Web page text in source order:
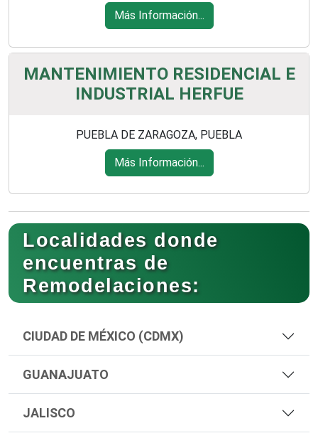
Más Información...
MANTENIMIENTO RESIDENCIAL E
INDUSTRIAL HERFUE
PUEBLA DE ZARAGOZA, PUEBLA
Más Información...
Localidades donde
encuentras de
Remodelaciones:
CIUDAD DE MÉXICO (CDMX)
GUANAJUATO
JALISCO